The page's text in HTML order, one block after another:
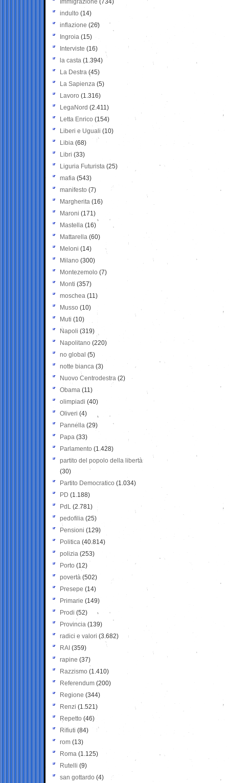
Immigrazione (734)
indulto (14)
inflazione (26)
Ingroia (15)
Interviste (16)
la casta (1.394)
La Destra (45)
La Sapienza (5)
Lavoro (1.316)
LegaNord (2.411)
Letta Enrico (154)
Liberi e Uguali (10)
Libia (68)
Libri (33)
Liguria Futurista (25)
mafia (543)
manifesto (7)
Margherita (16)
Maroni (171)
Mastella (16)
Mattarella (60)
Meloni (14)
Milano (300)
Montezemolo (7)
Monti (357)
moschea (11)
Musso (10)
Muti (10)
Napoli (319)
Napolitano (220)
no global (5)
notte bianca (3)
Nuovo Centrodestra (2)
Obama (11)
olimpiadi (40)
Oliveri (4)
Pannella (29)
Papa (33)
Parlamento (1.428)
partito del popolo della libertà
(30)
Partito Democratico (1.034)
PD (1.188)
PdL (2.781)
pedofilia (25)
Pensioni (129)
Politica (40.814)
polizia (253)
Porto (12)
povertà (502)
Presepe (14)
Primarie (149)
Prodi (52)
Provincia (139)
radici e valori (3.682)
RAI (359)
rapine (37)
Razzismo (1.410)
Referendum (200)
Regione (344)
Renzi (1.521)
Repetto (46)
Rifiuti (84)
rom (13)
Roma (1.125)
Rutelli (9)
san gottardo (4)